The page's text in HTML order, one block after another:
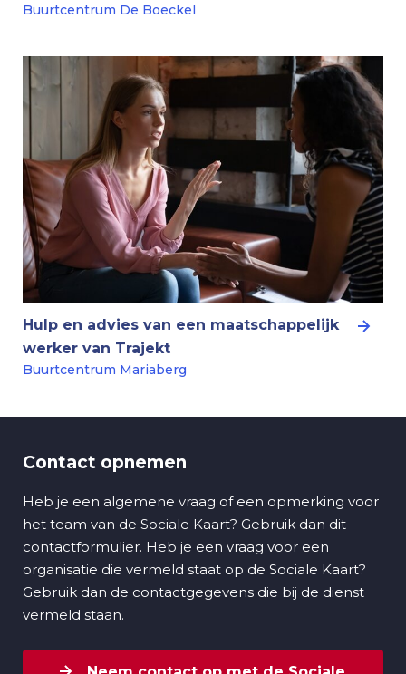
Buurtcentrum De Boeckel
Hulp en advies van een maatschappelijk
werker van Trajekt
Buurtcentrum Mariaberg
Contact opnemen
Heb je een algemene vraag of een opmerking voor
het team van de Sociale Kaart? Gebruik dan dit
contactformulier. Heb je een vraag voor een
organisatie die vermeld staat op de Sociale Kaart?
Gebruik dan de contactgegevens die bij de dienst
vermeld staan.